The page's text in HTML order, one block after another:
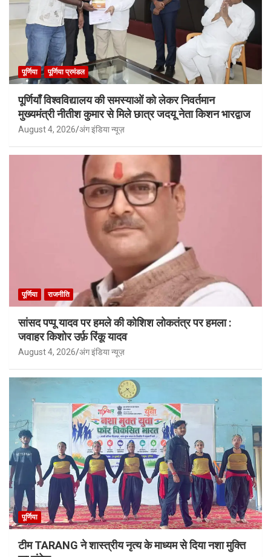
पूर्णिया पूर्णिया प्रमंडल
पूर्णियाँ विश्वविद्यालय की समस्याओं को लेकर निवर्तमान
मुख्यमंत्री नीतीश कुमार से मिले छात्र जदयू नेता किशन भारद्वाज
August 4, 2026 अंग इंडिया न्यूज़
पूर्णिया राजनीति
सांसद पप्पू यादव पर हमले की कोशिश लोकतंत्र पर हमला :
जवाहर किशोर उर्फ़ रिंकू यादव
August 4, 2026 अंग इंडिया न्यूज़
पूर्णिया
टीम TARANG ने शास्त्रीय नृत्य के माध्यम से दिया नशा मुक्ति